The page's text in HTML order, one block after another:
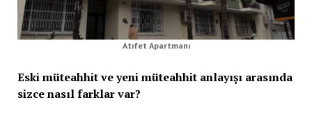
Atıfet Apartmanı
Eski müteahhit ve yeni müteahhit anlayışı arasında
sizce nasıl farklar var?